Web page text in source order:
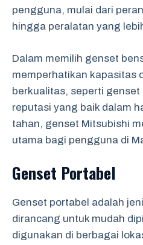
pengguna, mulai dari
hingga peralatan yang
Dalam memilih genset
memperhatikan kapasitas
berkualitas, seperti genset
reputasi yang baik dalam
tahan, genset Mitsubishi
utama bagi pengguna di
Genset Portabel
Genset portabel adalah
dirancang untuk mudah
digunakan di berbagai